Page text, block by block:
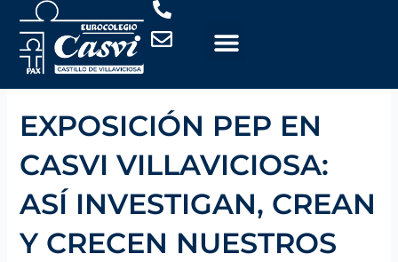
contenido
EXPOSICIÓN PEP EN
CASVI VILLAVICIOSA:
ASÍ INVESTIGAN, CREAN
Y CRECEN NUESTROS